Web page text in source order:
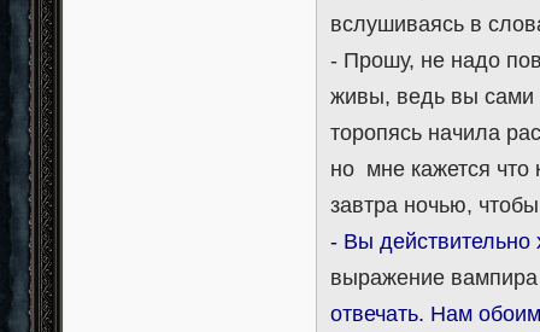
вслушиваясь в
- Прошу, не надо
живы, ведь вы сами
торопясь начила
но мне кажется что
завтра ночью,
- Вы действительно
выражение
отвечать. Нам